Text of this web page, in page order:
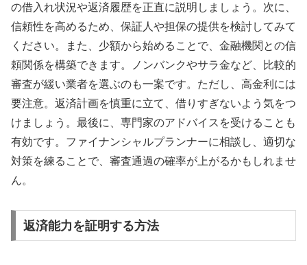
の借入れ状況や返済履歴を正直に説明しましょう。次に、
信頼性を高めるため、保証人や担保の提供を検討してみて
ください。また、少額から始めることで、金融機関との信
頼関係を構築できます。ノンバンクやサラ金など、比較的
審査が緩い業者を選ぶのも一案です。ただし、高金利には
要注意。返済計画を慎重に立て、借りすぎないよう気をつ
けましょう。最後に、専門家のアドバイスを受けることも
有効です。ファイナンシャルプランナーに相談し、適切な
対策を練ることで、審査通過の確率が上がるかもしれませ
ん。
返済能力を証明する方法